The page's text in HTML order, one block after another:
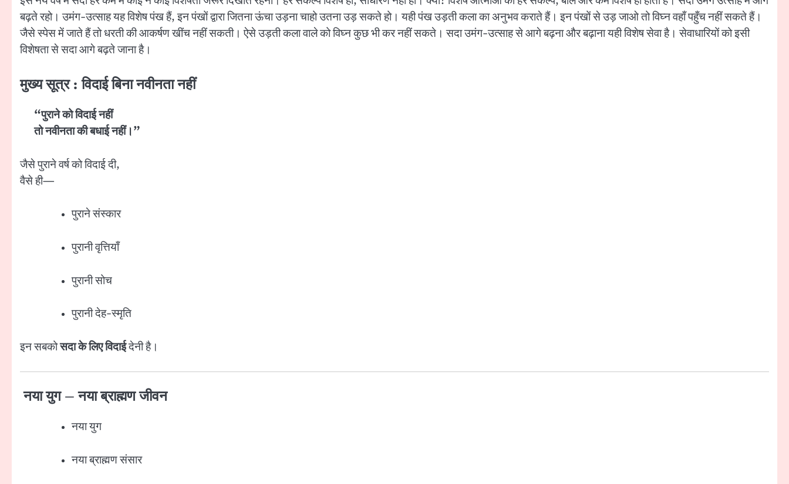
बढ़ते रहो। उमंग-उत्साह यह विशेष पंख हैं, इन पंखों द्वारा जितना ऊंचा उड़ना चाहो उतना उड़ सकते हो। यही पंख उड़ती कला का अनुभव कराते हैं। इन पंखों से उड़ जाओ तो विघ्न वहाँ पहुँच नहीं सकते हैं।
जैसे स्पेस में जाते हैं तो धरती की आकर्षण खींच नहीं सकती। ऐसे उड़ती कला वाले को विघ्न कुछ भी कर नहीं सकते। सदा उमंग-उत्साह से आगे बढ़ना और बढ़ाना यही विशेष सेवा है। सेवाधारियों को इसी
विशेषता से सदा आगे बढ़ते जाना है।
मुख्य सूत्र : विदाई बिना नवीनता नहीं
“पुराने को विदाई नहीं
तो नवीनता की बधाई नहीं।”
जैसे पुराने वर्ष को विदाई दी,
वैसे ही—
पुराने संस्कार
पुरानी वृत्तियाँ
पुरानी सोच
पुरानी देह-स्मृति
इन सबकोसदा के लिए विदाईदेनी है।
नया युग – नया ब्राह्मण जीवन
नया युग
नया ब्राह्मण संसार